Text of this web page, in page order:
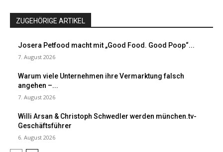
ZUGEHÖRIGE ARTIKEL
Josera Petfood macht mit „Good Food. Good Poop“...
7. August 2026
Warum viele Unternehmen ihre Vermarktung falsch
angehen –...
7. August 2026
Willi Arsan & Christoph Schwedler werden münchen.tv-
Geschäftsführer
6. August 2026